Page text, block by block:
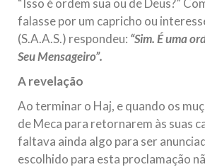
“Isso é ordem sua ou de Deus?”
falasse por um capricho ou
(S.A.A.S.) respondeu: “Sim. É uma
Seu Mensageiro”.
A revelação
Ao terminar o Haj, e quando os
de Meca para retornarem às suas
faltava ainda algo para ser
escolhido para esta proclamação